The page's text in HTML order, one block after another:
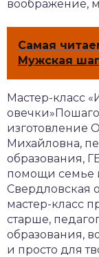
воображение,
Самая
Мужская
Мастер-класс
изготовление
Михайловна,
образования,
помощи семье
Свердловская
мастер-класс
старше,
образования,
и просто для